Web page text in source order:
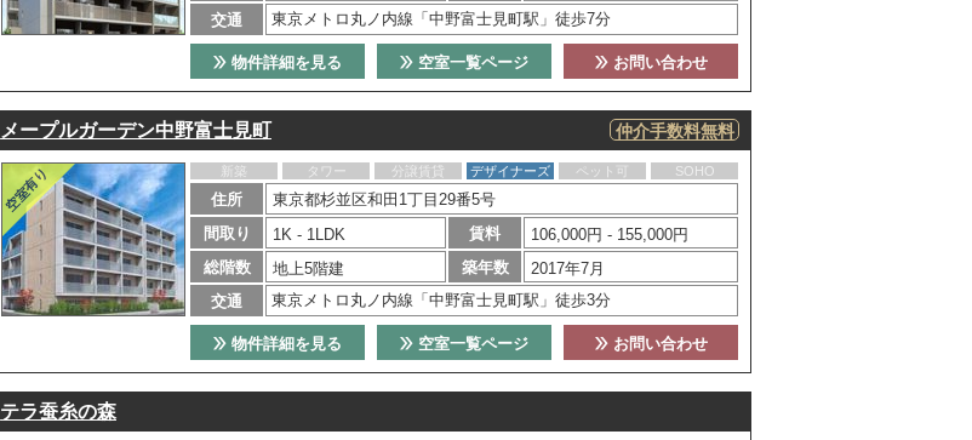
交通
東京メトロ丸ノ内線「中野富士見町駅」徒歩7分
お問い合わせ
空室一覧ページ
物件詳細を見る
メープルガーデン中野富士見町 仲介手数料無料
新築 タワー 分譲賃貸 デザイナーズ ペット可 SOHO
住所
東京都杉並区和田1丁目29番5号
間取り
1K - 1LDK 賃料
106,000円 - 155,000円
総階数
地上5階建 築年数
2017年7月
交通
東京メトロ丸ノ内線「中野富士見町駅」徒歩3分
お問い合わせ
空室一覧ページ
物件詳細を見る
テラ蚕糸の森